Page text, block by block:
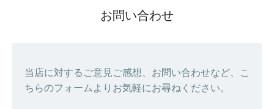
お問い合わせ
当店に対するご意見ご感想、お問い合わせなど、こ
ちらのフォームよりお気軽にお尋ねください。